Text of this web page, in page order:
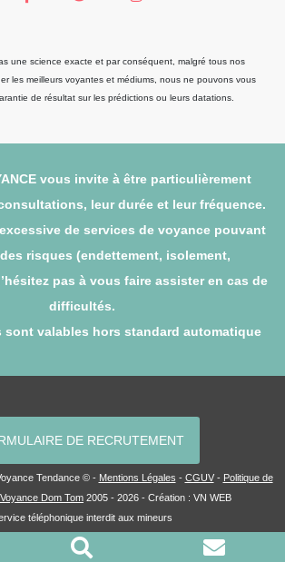
une science exacte et par conséquent, malgré tous nos
les meilleurs voyantes et médiums, nous ne pouvons vous
de résultat sur les prédictions ou leurs datations.
vous invite à être particulièrement
leur durée et leur fréquence.
de services de voyance pouvant
risques (endettement, isolement,
pas à vous faire assister en cas de
difficultés.
sont valables hors standard automatique
DE RECRUTEMENT
Tendance © - Mentions Légales - CGUV- Politique de
Voyance Dom Tom 2005 - 2026 - Création : VN WEB
téléphonique interdit aux mineurs